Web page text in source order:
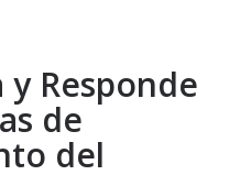
Responde
de
del